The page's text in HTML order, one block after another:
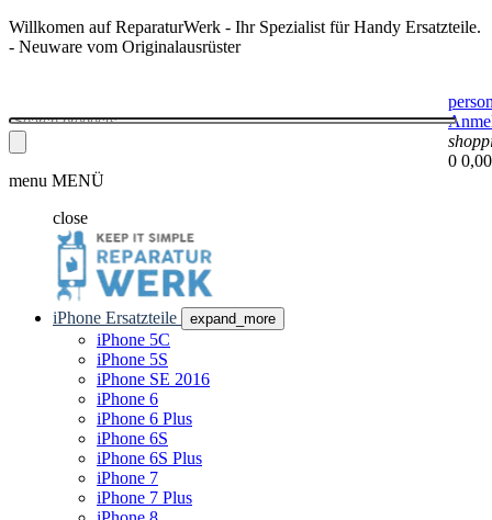
Willkomen auf ReparaturWerk - Ihr Spezialist für Handy Ersatzteile.
- Neuware vom Originalausrüster
0
menu MENÜ
close
iPhone Ersatzteile expand_more
iPhone 5C
iPhone 5S
iPhone SE 2016
iPhone 6
iPhone 6 Plus
iPhone 6S
iPhone 6S Plus
iPhone 7
iPhone 7 Plus